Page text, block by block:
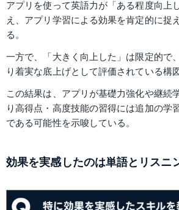
アプリを使って英語力が「ある程度向上
え、アプリ学習による効果を肯定的に捉
る。
一方で、「大きく向上した」は限定的で
り着実な底上げとして評価されている構
この結果は、アプリが基礎力強化や継続
り高得点・高度技能の習得には追加の学
である可能性を示唆している。
効果を実感したのは単語とリスニ